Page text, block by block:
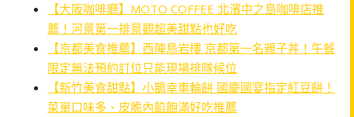
【大阪咖啡廳】MOTO COFFEE 北濱中之島咖啡店推
薦！河景第一排景觀超美甜點也好吃
【京都美食推薦】西陣鳥岩樓 京都第一名親子丼！午餐
限定無法預約訂位只能現場排隊候位
【新竹美食甜點】小鵲幸車輪餅 國慶國宴指定紅豆餅！
菜單口味多、皮脆內餡飽滿好吃推薦